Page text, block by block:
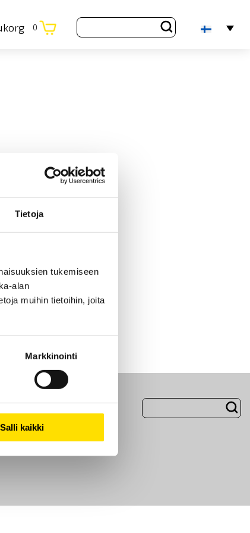
Tietoja
tukemiseen
alan
muihin tietoihin, joita
Markkinointi
Salli kaikki
0
Evästeet